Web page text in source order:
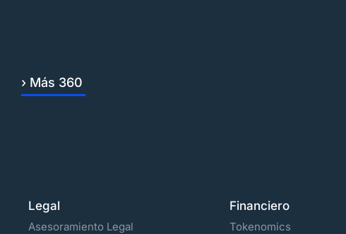
› Más 360
Legal
Asesoramiento Legal
Financiero
Tokenomics